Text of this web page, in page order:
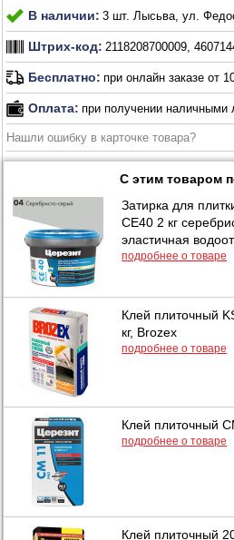
В наличии: 3 шт. Лысьва, ул.
Штрих-код: 2118208700009,
Бесплатно: при онлайн заказе от
Оплата: при получении наличными
Нашли ошибку в карточке товара?
С этим товаром
Затирка для
CE40 2 кг
эластичная
подробнее о товаре
Клей плиточный
кг, Brozex
подробнее о товаре
Клей плиточный
подробнее о товаре
Клей плиточный